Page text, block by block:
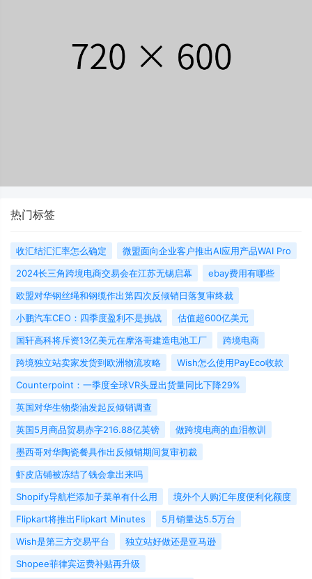
热门标签
收汇结汇汇率怎么确定
微盟面向企业客户推出AI应用产品WAI Pro
2024长三角跨境电商交易会在江苏无锡启幕
ebay费用有哪些
欧盟对华钢丝绳和钢缆作出第四次反倾销日落复审终裁
小鹏汽车CEO：四季度盈利不是挑战
估值超600亿美元
国轩高科将斥资13亿美元在摩洛哥建造电池工厂
跨境电商
跨境独立站卖家发货到欧洲物流攻略
Wish怎么使用PayEco收款
Counterpoint：一季度全球VR头显出货量同比下降29%
英国对华生物柴油发起反倾销调查
英国5月商品贸易赤字216.88亿英镑
做跨境电商的血泪教训
墨西哥对华陶瓷餐具作出反倾销期间复审初裁
虾皮店铺被冻结了钱会拿出来吗
Shopify导航栏添加子菜单有什么用
境外个人购汇年度便利化额度
Flipkart将推出Flipkart Minutes
5月销量达5.5万台
Wish是第三方交易平台
独立站好做还是亚马逊
Shopee菲律宾运费补贴再升级